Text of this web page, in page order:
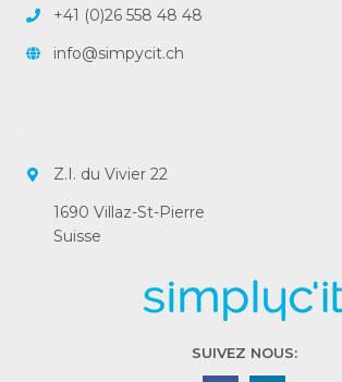
+41 (0)26 558 48 48
info@simpycit.ch
Z.I. du Vivier 22
1690 Villaz-St-Pierre
Suisse
SUIVEZ NOUS: